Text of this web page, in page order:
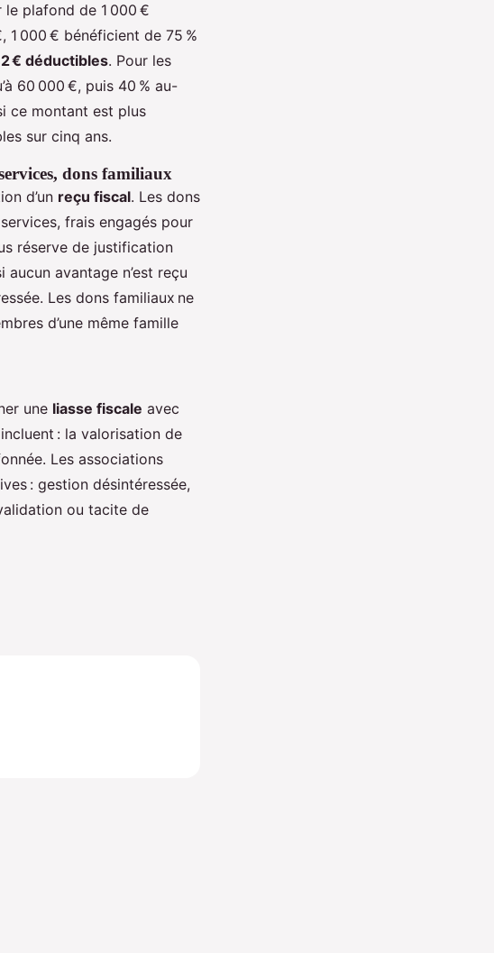
le plafond de 1 000 €
1 000 € bénéficient de 75 %
€ déductibles. Pour les
60 000 €, puis 40 % au-
ce montant est plus
sur cinq ans.
dons familiaux
d’un reçu fiscal. Les dons
frais engagés pour
réserve de justification
avantage n’est reçu
Les dons familiaux ne
d’une même famille
une liasse fiscale avec
: la valorisation de
Les associations
: gestion désintéressée,
ou tacite de